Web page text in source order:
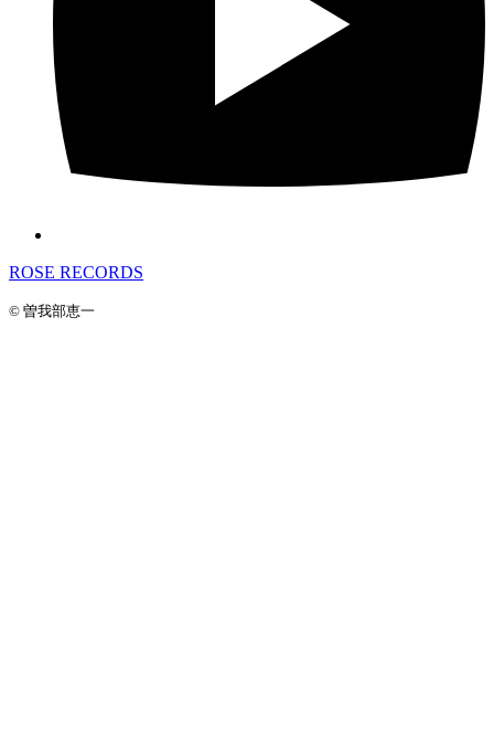
ROSE RECORDS
© 曽我部恵一